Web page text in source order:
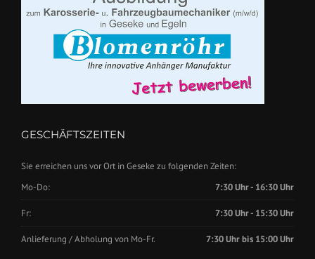
GESCHÄFTSZEITEN
Sie erreichen uns vor Ort in Geseke zu folgenden Zeiten:
Mo-Do:
7:30 Uhr - 16:30 Uhr
Fr: 7:30 Uhr - 15:30 Uhr
Anlieferung / Abholung von Mo-Fr. 7:30 Uhr bis 15:00 Uhr